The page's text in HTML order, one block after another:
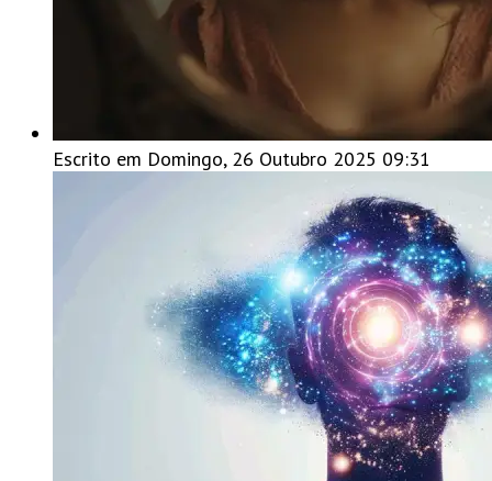
Escrito em Domingo, 26 Outubro 2025 09:31